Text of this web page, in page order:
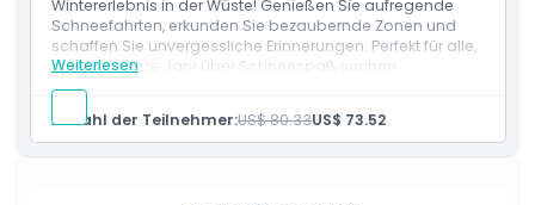
Ort
Stornierungsbedingungen
Wintererlebnis in der Wüste! Genießen Sie aufregende
Schneefahrten, erkunden Sie bezaubernde Zonen und
schaffen Sie unvergessliche Erinnerungen. Perfekt für alle,
die das ganze Jahr über Schneespaß suchen.
Weiterlesen
Leistungen
Eintritt in den Snow Park
Unbegrenzter Zugang zu den Parkfahrten: Polar
Anzahl der Teilnehmer:US$ 80.33US$ 73.52